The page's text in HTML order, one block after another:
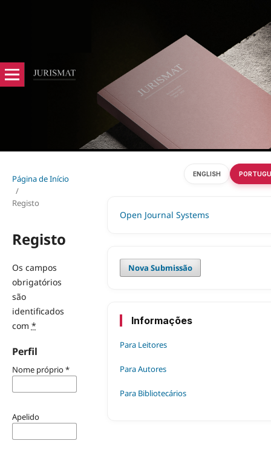
Página de Início
/
Registo
Registo
Os campos
obrigatórios
são
identificados
com *
Perfil
Nome próprio*
Apelido
Open Journal Systems
Nova Submissão
ENGLISH
Informações
Para Leitores
Para Autores
Para Bibliotecários